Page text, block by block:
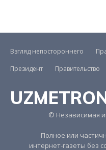
Взгляд непостороннего
Президент
Правительство
© Независимая
Полное или
интернет-газеты без